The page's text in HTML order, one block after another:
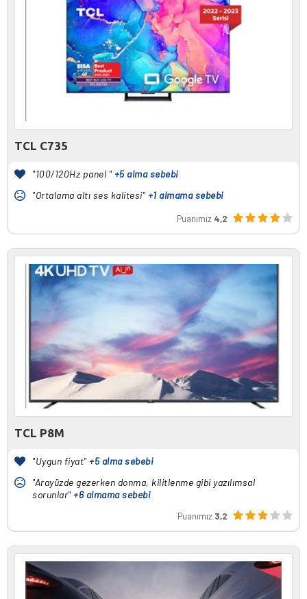
TCL C735
"100/120Hz panel " +5 alma sebebi
"Ortalama altı ses kalitesi" +1 almama sebebi
Puanımız 4,2
TCL P8M
"Uygun fiyat" +5 alma sebebi
"Arayüzde gezerken donma, kilitlenme gibi yazılımsal
sorunlar" +6 almama sebebi
Puanımız 3,2